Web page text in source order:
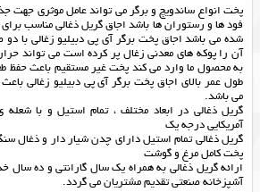
پخت انواع ساندویچ و برگر می تواند عامل موثری
فود ها و رستوران ها باشد اجاق گریل ذغالی مناسب
شده می باشد اجاق پخت برگر آی پی دبیلیو زغالی با
آن را پوکه های معدنی زغال پر کرده است می تواند
به محصول ما وارد می کند پخت غیر مستقیم باعث
طول عمر بالای اجاق پخت برگر آی پی دبیلیو زغالی
می باشد.
آمریکایی درجه یک
گریل ذغالی تمام استیل دارای چدن شیار دار و ذغال
پخت کامل مرغ و گوشت
ارائهگریل ذغالی به همراه یک سال گارانتی و ده
آشپزخانه صنعتیتقدیم مشتریان می گردد.